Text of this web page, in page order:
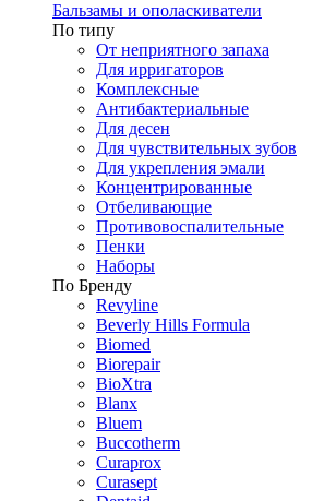
Бальзамы и ополаскиватели
По типу
От неприятного запаха
Для ирригаторов
Комплексные
Антибактериальные
Для десен
Для чувствительных зубов
Для укрепления эмали
Концентрированные
Отбеливающие
Противовоспалительные
Пенки
Наборы
По Бренду
Revyline
Beverly Hills Formula
Biomed
Biorepair
BioXtra
Blanx
Bluem
Buccotherm
Curaprox
Curasept